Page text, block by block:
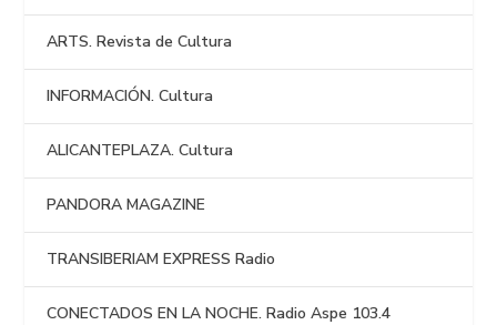
ARTS. Revista de Cultura
INFORMACIÓN. Cultura
ALICANTEPLAZA. Cultura
PANDORA MAGAZINE
TRANSIBERIAM EXPRESS Radio
CONECTADOS EN LA NOCHE. Radio Aspe 103.4